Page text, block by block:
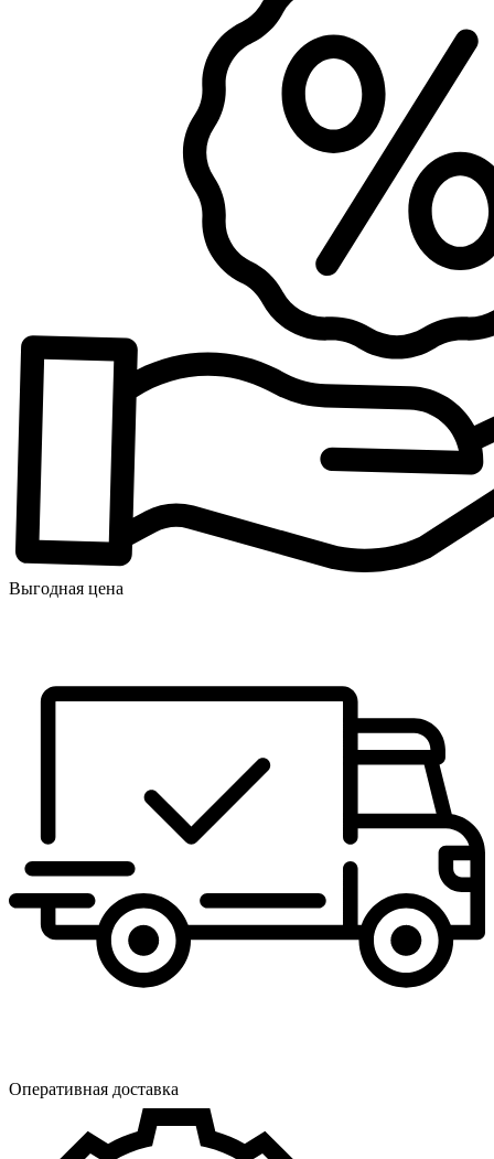
Выгодная цена
Оперативная доставка